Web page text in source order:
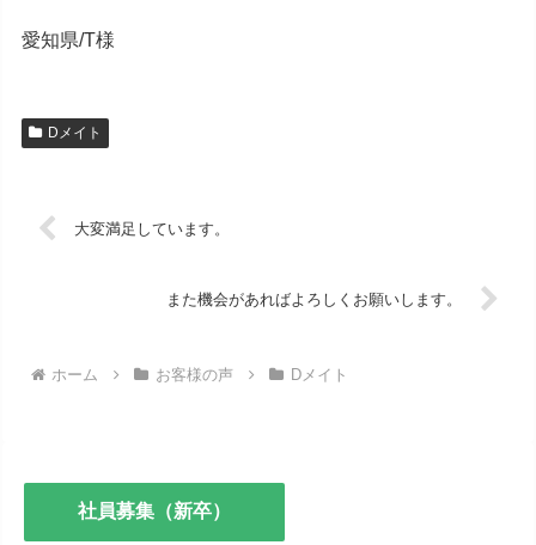
愛知県/T様
Dメイト
大変満足しています。
また機会があればよろしくお願いします。
ホーム お客様の声 Dメイト
社員募集（新卒）